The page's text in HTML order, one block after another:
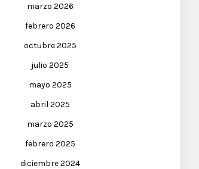
marzo 2026
febrero 2026
octubre 2025
julio 2025
mayo 2025
abril 2025
marzo 2025
febrero 2025
diciembre 2024